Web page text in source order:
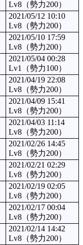
Lv8（勢力200）
2021/05/12 10:10
Lv8（勢力200）
2021/05/10 17:59
Lv8（勢力200）
2021/05/04 00:28
Lv1（勢力100）
2021/04/19 22:08
Lv8（勢力200）
2021/04/09 15:41
Lv8（勢力200）
2021/04/03 11:14
Lv8（勢力200）
2021/02/26 14:45
Lv8（勢力200）
2021/02/21 02:29
Lv8（勢力200）
2021/02/19 02:05
Lv8（勢力200）
2021/02/17 00:04
Lv8（勢力200）
2021/02/14 14:42
Lv8（勢力200）